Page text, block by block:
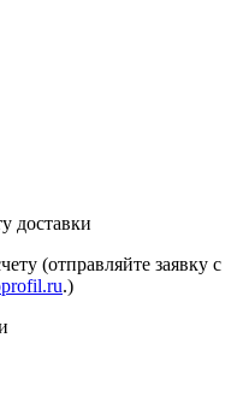
доставки
(отправляйте заявку с
.)